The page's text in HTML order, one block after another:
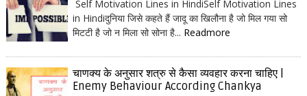
Self Motivation Lines in HindiSelf Motivation Lines
in Hindiदुनिया जिसे कहते हैं जादू का खिलौना है जो मिल गया सो
मिटटी है जो न मिला सो सोना है... Readmore
चाणक्य के अनुसार शत्रु से कैसा व्यवहार करना चाहिए |
Enemy Behaviour According Chankya